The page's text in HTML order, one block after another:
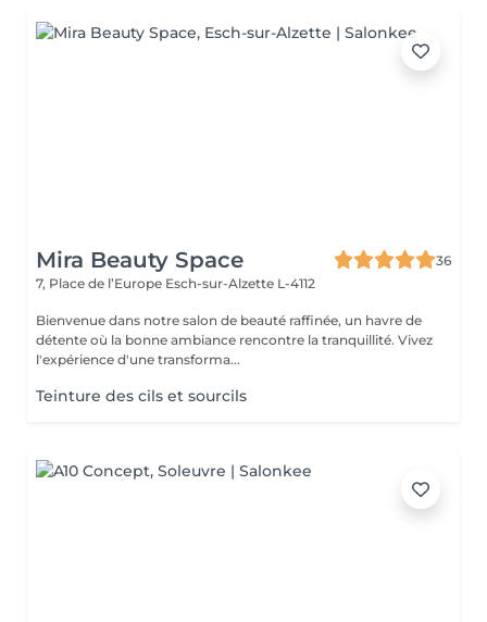
Mira Beauty Space
36
7, Place de l’Europe Esch-sur-Alzette L-4112
Bienvenue dans notre salon de beauté raffinée, un havre de
détente où la bonne ambiance rencontre la tranquillité. Vivez
l'expérience d'une transforma...
Teinture des cils et sourcils